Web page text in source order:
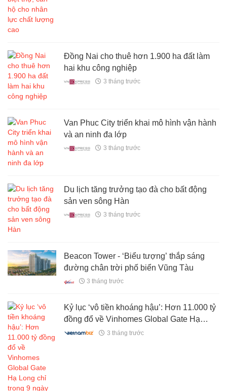
Đồng Nai cho thuê hơn 1.900 ha đất làm
hai khu công nghiệp
3 tháng trước
Van Phuc City triển khai mô hình vận hành
và an ninh đa lớp
3 tháng trước
Du lịch tăng trưởng tạo đà cho bất động
sản ven sông Hàn
3 tháng trước
Beacon Tower - ‘Biểu tượng’ thắp sáng
đường chân trời phố biển Vũng Tàu
3 tháng trước
Kỷ lục ‘vô tiền khoáng hậu’: Hơn 11.000 tỷ
đồng đổ về Vinhomes Global Gate Hạ
Long chỉ trong 9 ngày
3 tháng trước